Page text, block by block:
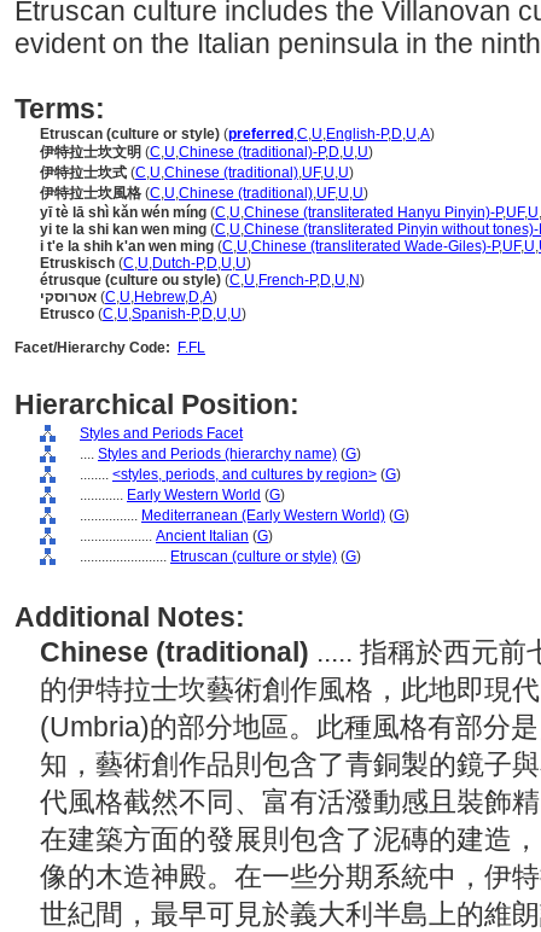
Etruscan culture includes the Villanovan
evident on the Italian peninsula in the
Terms:
Etruscan (culture or style) (preferred ,C,U,English-P,D,U,A)
伊特拉士坎文明 (C,U,Chinese (traditional)-P,D,U,U)
伊特拉士坎式 (C,U,Chinese (traditional),UF,U,U)
伊特拉士坎風格 (C,U,Chinese (traditional),UF,U,U)
yī tè lā shì kǎn wén míng (C,U,Chinese (transliterated Hanyu Pinyin)-P,UF,U,
yi te la shi kan wen ming (C,U,Chinese (transliterated Pinyin without tones)-
i t'e la shih k'an wen ming (C,U,Chinese (transliterated Wade-Giles)-P,UF,U,
Etruskisch (C,U,Dutch-P,D,U,U)
étrusque (culture ou style) (C,U,French-P,D,U,N)
אטרוסקי (C,U,Hebrew,D,A)
Etrusco (C,U,Spanish-P,D,U,U)
Facet/Hierarchy Code:
F.FL
Hierarchical Position:
Styles and Periods Facet
.... Styles and Periods (hierarchy name) (G)
........ <styles, periods, and cultures by region> (G)
............ Early Western World (G)
................ Mediterranean (Early Western World) (G)
.................... Ancient Italian (G)
........................ Etruscan (culture or style) (G)
Additional Notes:
Chinese (traditional) ..... 指稱於西元前
的伊特拉士坎藝術創作風格，此地即現
(Umbria)的部分地區。此種風格有部分
知，藝術創作品則包含了青銅製的鏡子
代風格截然不同、富有活潑動感且裝飾
在建築方面的發展則包含了泥磚的建造
像的木造神殿。在一些分期系統中，伊
世紀間，最早可見於義大利半島上的維